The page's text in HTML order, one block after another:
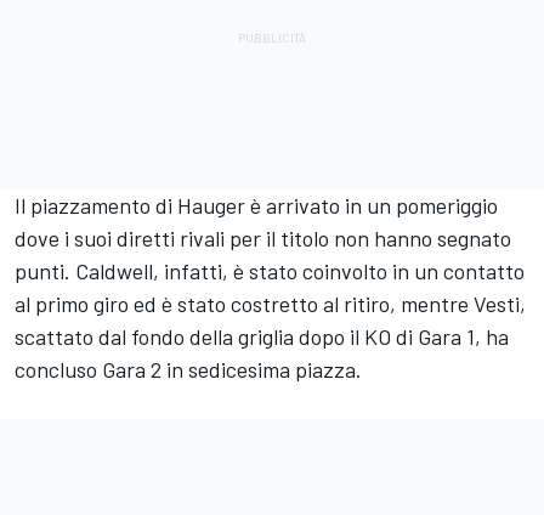
Il piazzamento di Hauger è arrivato in un pomeriggio
dove i suoi diretti rivali per il titolo non hanno segnato
punti. Caldwell, infatti, è stato coinvolto in un contatto
al primo giro ed è stato costretto al ritiro, mentre Vesti,
scattato dal fondo della griglia dopo il KO di Gara 1, ha
concluso Gara 2 in sedicesima piazza.